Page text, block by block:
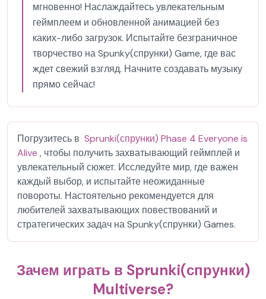
мгновенно! Наслаждайтесь увлекательным
геймплеем и обновленной анимацией без
каких-либо загрузок. Испытайте безграничное
творчество на Spunky(спрунки) Game, где вас
ждет свежий взгляд. Начните создавать музыку
прямо сейчас!
Погрузитесь в Sprunki(спрунки) Phase 4 Everyone is
Alive , чтобы получить захватывающий геймплей и
увлекательный сюжет. Исследуйте мир, где важен
каждый выбор, и испытайте неожиданные
повороты. Настоятельно рекомендуется для
любителей захватывающих повествований и
стратегических задач на Spunky(спрунки) Games.
Зачем играть в Sprunki(спрунки)
Multiverse?